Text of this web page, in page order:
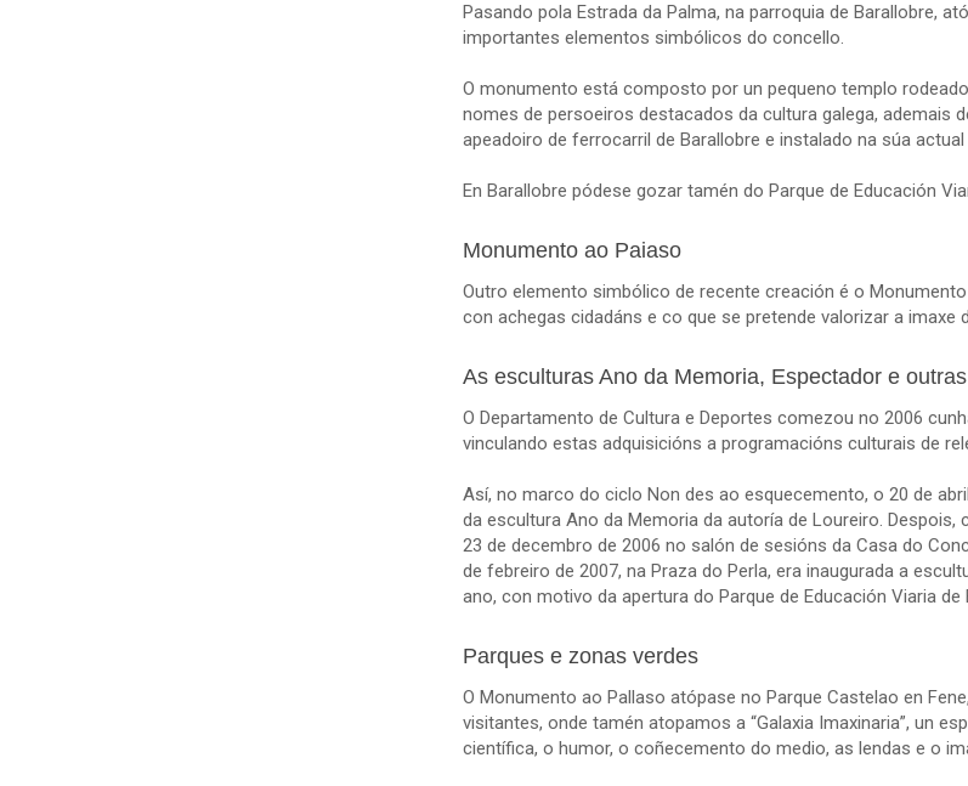
Pasando pola Estrada da Palma, na parroquia de Barallobre,
importantes elementos simbólicos do concello.
O monumento está composto por un pequeno templo
nomes de persoeiros destacados da cultura galega, ademais
apeadoiro de ferrocarril de Barallobre e instalado na súa
En Barallobre pódese gozar tamén do Parque de Educación
Monumento ao Paiaso
Outro elemento simbólico de recente creación é o
con achegas cidadáns e co que se pretende valorizar a
As esculturas Ano da Memoria, Espectador e
O Departamento de Cultura e Deportes comezou no 2006
vinculando estas adquisicións a programacións culturais de
Así, no marco do ciclo Non des ao esquecemento, o 20 de
da escultura Ano da Memoria da autoría de Loureiro.
23 de decembro de 2006 no salón de sesións da Casa do
de febreiro de 2007, na Praza do Perla, era inaugurada a
ano, con motivo da apertura do Parque de Educación Viaria
Parques e zonas verdes
O Monumento ao Pallaso atópase no Parque Castelao en
visitantes, onde tamén atopamos a “Galaxia Imaxinaria”, un
científica, o humor, o coñecemento do medio, as lendas e o